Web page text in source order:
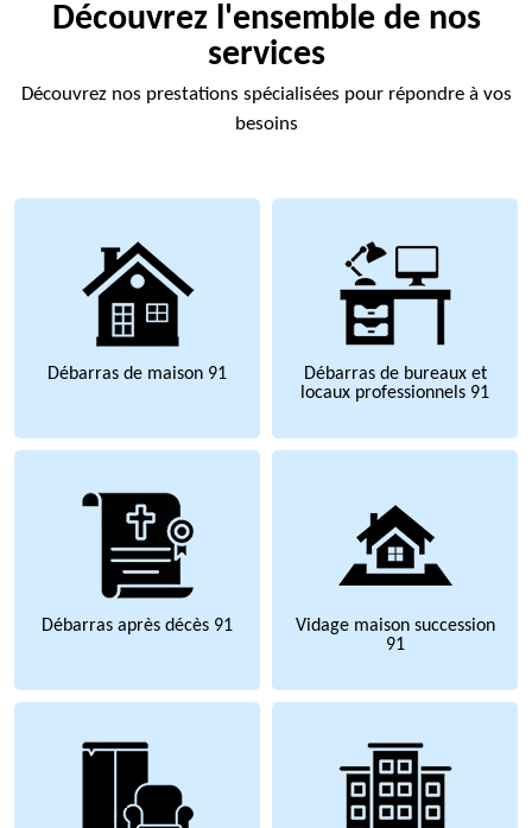
Découvrez l'ensemble de nos
services
Découvrez nos prestations spécialisées pour répondre à vos
besoins
Débarras de maison 91
Débarras de bureaux et
locaux professionnels 91
Débarras après décès 91
Vidage maison succession
91